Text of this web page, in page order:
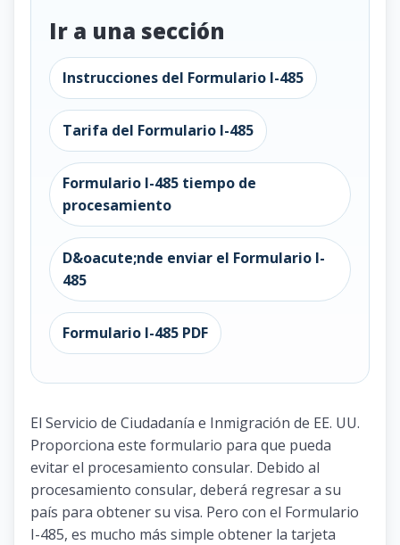
Ir a una sección
Instrucciones del Formulario I-485
Tarifa del Formulario I-485
Formulario I-485 tiempo de
procesamiento
D&oacute;nde enviar el Formulario I-
485
Formulario I-485 PDF
El Servicio de Ciudadanía e Inmigración de EE. UU.
Proporciona este formulario para que pueda
evitar el procesamiento consular. Debido al
procesamiento consular, deberá regresar a su
país para obtener su visa. Pero con el Formulario
I-485, es mucho más simple obtener la tarjeta